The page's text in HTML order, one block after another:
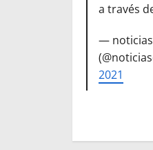
a través
—
2021